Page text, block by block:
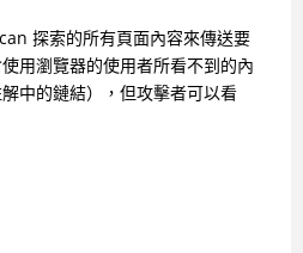
探索的所有頁面內容來傳送要
用瀏覽器的使用者所看不到的內
中的鏈結），但攻擊者可以看